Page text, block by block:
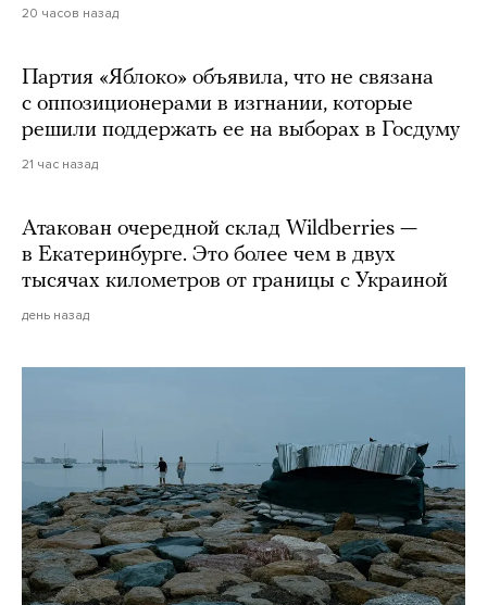
20 часов назад
Партия «Яблоко» объявила, что не связана
с оппозиционерами в изгнании, которые
решили поддержать ее на выборах в Госдуму
21 час назад
Атакован очередной склад Wildberries —
в Екатеринбурге. Это более чем в двух
тысячах километров от границы с Украиной
день назад